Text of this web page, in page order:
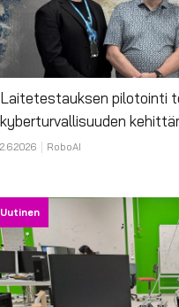
Laitetestauksen pilotointi
kyberturvallisuuden
2.6.2026 RoboAI
Uutinen